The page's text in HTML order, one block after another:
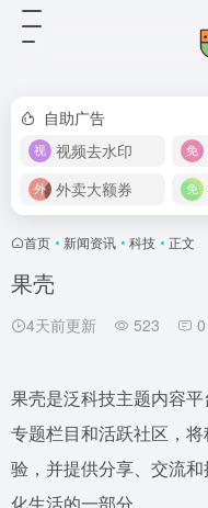
自助广告
视频去水印
外卖大额券
首页 • 新闻资讯 • 科技 • 正文
果壳
4天前更新 523 0
果壳是泛科技主题内容
专题栏目和活跃社区，
验，并提供分享、交流